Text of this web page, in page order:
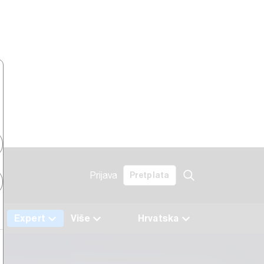
Prijava Pretplata
Hrvatska
Expert Više